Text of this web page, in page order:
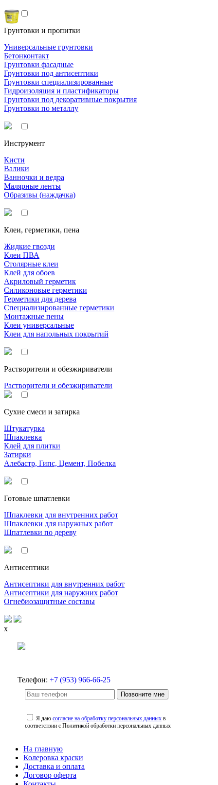
Грунтовки и пропитки
Универсальные грунтовки
Бетонконтакт
Грунтовки фасадные
Грунтовки под антисептики
Грунтовки специализированные
Гидроизоляция и пластификаторы
Грунтовки под декоративные покрытия
Грунтовки по металлу
Инструмент
Кисти
Валики
Ванночки и ведра
Малярные ленты
Образивы (наждачка)
Клеи, герметики, пена
Жидкие гвозди
Клеи ПВА
Столярные клеи
Клей для обоев
Акриловый герметик
Силиконовые герметики
Герметики для дерева
Специализированные герметики
Монтажные пены
Клеи универсальные
Клеи для напольных покрытий
Растворители и обезжириватели
Растворители и обезжириватели
Сухие смеси и затирка
Штукатурка
Шпаклевка
Клей для плитки
Затирки
Алебастр, Гипс, Цемент, Побелка
Готовые шпатлевки
Шпаклевки для внутренних работ
Шпаклевки для наружных работ
Шпатлевки по дереву
Антисептики
Антисептики для внутренних работ
Антисептики для наружних работ
Огнебиозащитные составы
x
Телефон: +7 (953) 966-66-25
Позвоните мне
Я даюсогласие на обработку персональных данных в
соответствии с Политикой обработки персональных данных
На главную
Колеровка краски
Доставка и оплата
Договор оферта